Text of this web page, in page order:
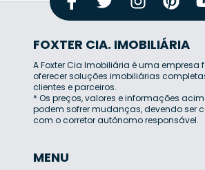
FOXTER CIA. IMOBILIÁRIA
A Foxter Cia Imobiliária é uma empresa
oferecer soluções imobiliárias
clientes e parceiros.
* Os preços, valores e informações
podem sofrer mudanças, devendo ser
com o corretor autônomo responsável.
MENU